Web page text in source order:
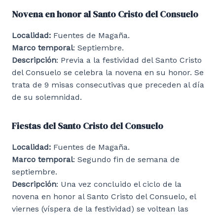
Novena en honor al Santo Cristo del Consuelo
Localidad: Fuentes de Magaña.
Marco temporal: Septiembre.
Descripción: Previa a la festividad del Santo Cristo
del Consuelo se celebra la novena en su honor. Se
trata de 9 misas consecutivas que preceden al día
de su solemnidad.
Fiestas del Santo Cristo del Consuelo
Localidad: Fuentes de Magaña.
Marco temporal: Segundo fin de semana de
septiembre.
Descripción: Una vez concluido el ciclo de la
novena en honor al Santo Cristo del Consuelo, el
viernes (víspera de la festividad) se voltean las